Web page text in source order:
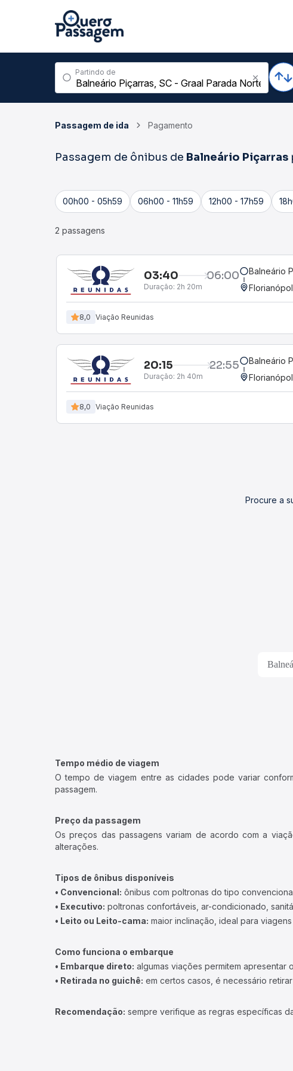
Partindo de
Passagem de ida Pagamento
Passagem de ônibus de Balneário Piçarras
00h00 - 05h59 06h00 - 11h59 12h00 - 17h59
2 passagens
03:40 06:00
Duração: 2h 20m
Balneário
8,0 Viação Reunidas
20:15 22:55
Duração: 2h 40m
Balneário
8,0 Viação Reunidas
Procure a
Tempo médio de viagem
O tempo de viagem entre as cidades pode variar
passagem.
Preço da passagem
Os preços das passagens variam de acordo com a
alterações.
Tipos de ônibus disponíveis
• Convencional: ônibus com poltronas do tipo
• Executivo: poltronas confortáveis, ar-condicionado,
• Leito ou Leito-cama: maior inclinação, ideal para
Como funciona o embarque
• Embarque direto: algumas viações permitem apresentar
• Retirada no guichê: em certos casos, é necessário
Recomendação: sempre verifique as regras específicas